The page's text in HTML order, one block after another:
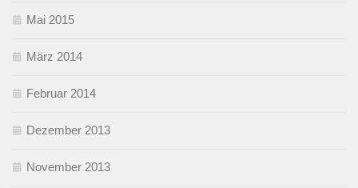
Mai 2015
März 2014
Februar 2014
Dezember 2013
November 2013